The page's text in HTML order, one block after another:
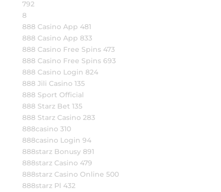
792
8
888 Casino App 481
888 Casino App 833
888 Casino Free Spins 473
888 Casino Free Spins 693
888 Casino Login 824
888 Jili Casino 135
888 Sport Official
888 Starz Bet 135
888 Starz Casino 283
888casino 310
888casino Login 94
888starz Bonusy 891
888starz Casino 479
888starz Casino Online 500
888starz Pl 432